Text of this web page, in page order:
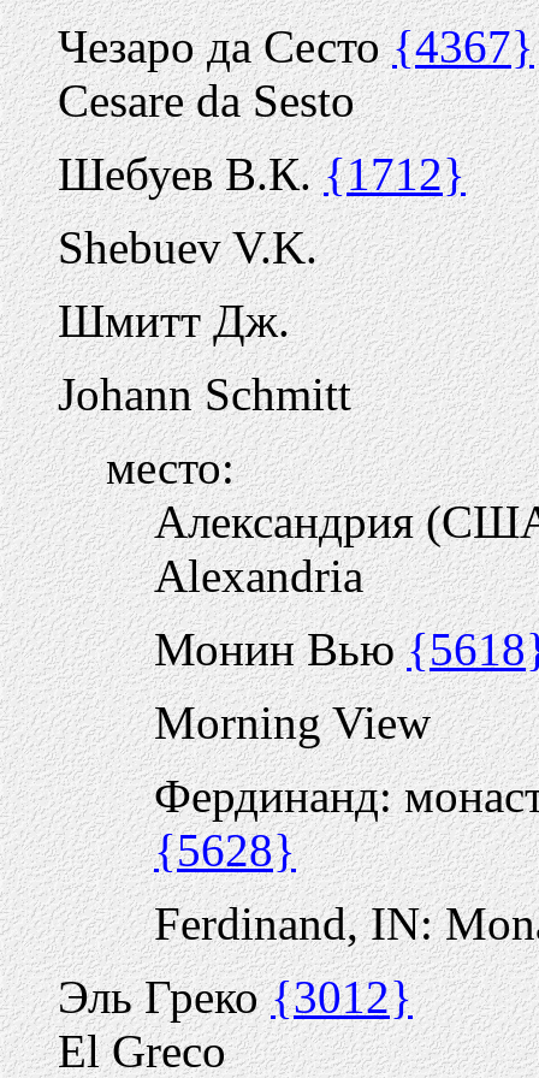
Чезаро да Сесто{4367}
Cesare da Sesto
Шебуев В.К.{1712}
Shebuev V.K.
Шмитт Дж.
Johann Schmitt
место:
Александрия
Alexandria
Монин Вью
Morning View
Фердинанд:
{5628}
Ferdinand, IN:
Эль Греко{3012}
El Greco